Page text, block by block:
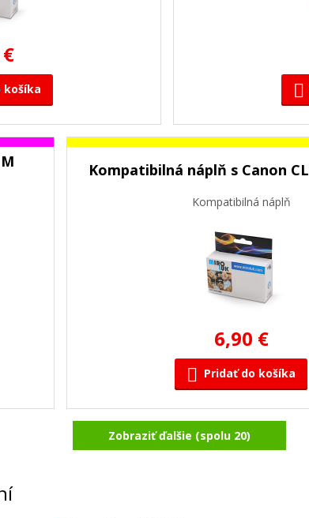
košíka
Kompatibilná náplň s Canon
Kompatibilná náplň
6,90 €
Pridať do košíka
Sada kompatibilných náplní s
Zobraziť ďalšie (spolu 20)